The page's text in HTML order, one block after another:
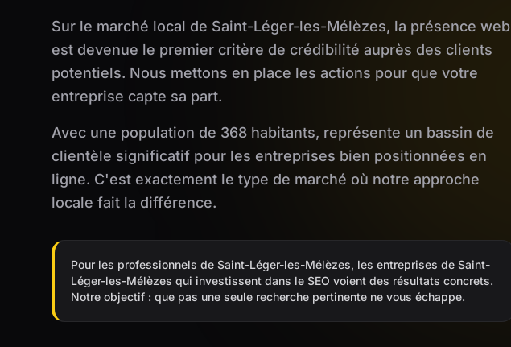
Sur le marché local de Saint-Léger-les-Mélèzes, la présence web
est devenue le premier critère de crédibilité auprès des clients
potentiels. Nous mettons en place les actions pour que votre
entreprise capte sa part.
Avec une population de 368 habitants, représente un bassin de
clientèle significatif pour les entreprises bien positionnées en
ligne. C'est exactement le type de marché où notre approche
locale fait la différence.
Pour les professionnels de Saint-Léger-les-Mélèzes, les entreprises de Saint-
Léger-les-Mélèzes qui investissent dans le SEO voient des résultats concrets.
Notre objectif : que pas une seule recherche pertinente ne vous échappe.